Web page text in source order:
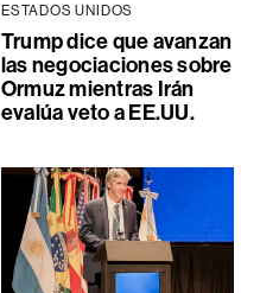
ESTADOS UNIDOS
Trump dice que avanzan
las negociaciones sobre
Ormuz mientras Irán
evalúa veto a EE.UU.